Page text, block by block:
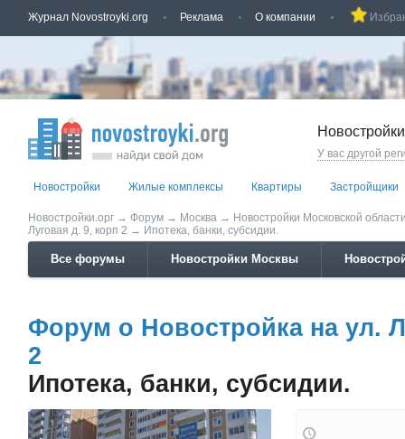
Журнал Novostroyki.org Реклама О компании
У вас другой
Новостройки Жилые комплексы Квартиры Застройщики
Новостройки.орг → Форум → Москва → Новостройки Московской
Луговая д. 9, корп 2 → Ипотека, банки, субсидии.
Все форумы Новостройки Москвы
Форум о Новостройка на ул.
2
Ипотека, банки, субсидии.